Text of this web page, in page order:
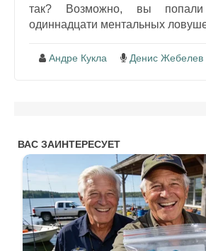
так? Возможно, вы
одиннадцати ментальных
Андре Кукла Денис Жебелев